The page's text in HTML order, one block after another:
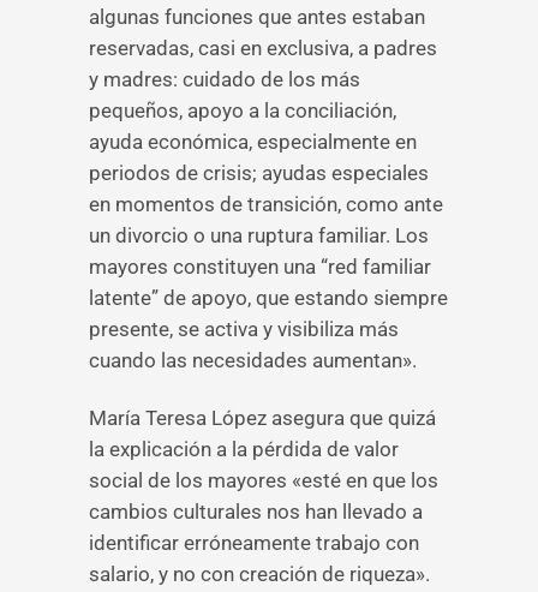
algunas funciones que antes estaban
reservadas, casi en exclusiva, a padres
y madres: cuidado de los más
pequeños, apoyo a la conciliación,
ayuda económica, especialmente en
periodos de crisis; ayudas especiales
en momentos de transición, como ante
un divorcio o una ruptura familiar. Los
mayores constituyen una “red familiar
latente” de apoyo, que estando siempre
presente, se activa y visibiliza más
cuando las necesidades aumentan».
María Teresa López asegura que quizá
la explicación a la pérdida de valor
social de los mayores «esté en que los
cambios culturales nos han llevado a
identificar erróneamente trabajo con
salario, y no con creación de riqueza».